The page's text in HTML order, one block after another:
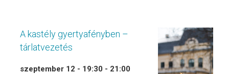
A kastély gyertyafényben –
tárlatvezetés
szeptember 12 - 19:30 - 21:00